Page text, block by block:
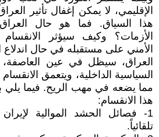
الإقليمي، لا يمكن إغفال تأثير
هذا السياق. فما هو حال
الأزمات؟ وكيف سيؤثر الانقسام
الأمني على مستقبله في حال
العراق، سيظل في عين العاصفة،
السياسية الداخلية، ويتعمق
مما يضعه في مهب الريح. فيما
هذا الانقسام:
1- فصائل الحشد الموالية
تلقائياً.